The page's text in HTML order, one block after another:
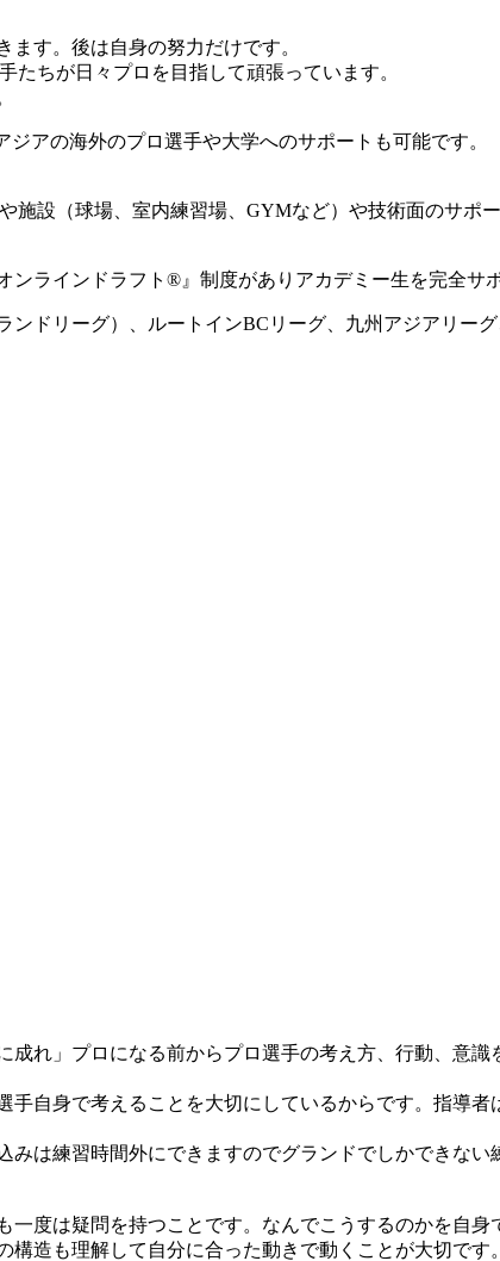
す。後は自身の努力だけです。
ちが日々プロを目指して頑張っています。
アの海外のプロ選手や大学へのサポートも可能です。
施設（球場、室内練習場、GYMなど）や技術面のサポ
ラインドラフト®』制度がありアカデミー生を完全サ
ドリーグ）、ルートインBCリーグ、九州アジアリー
れ」プロになる前からプロ選手の考え方、行動、意
自身で考えることを大切にしているからです。指導
は練習時間外にできますのでグランドでしかできな
一度は疑問を持つことです。なんでこうするのかを自
構造も理解して自分に合った動きで動くことが大切です